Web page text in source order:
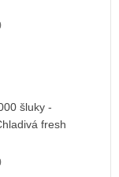
šluky -
fresh